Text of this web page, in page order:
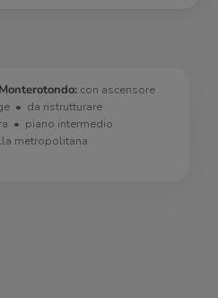
con ascensore
da ristrutturare
piano intermedio
metropolitana